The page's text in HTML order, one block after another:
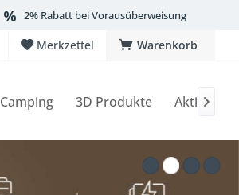
2% Rabatt bei Vorausüberweisung
Warenkorb
Merkzettel
Camping 3D Produkte Aktionen
